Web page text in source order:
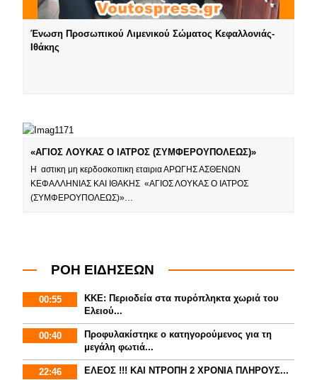
Ένωση Προσωπικού Λιμενικού Σώματος Κεφαλλονιάς-
Ιθάκης
«ΑΓΙΟΣ ΛΟΥΚΑΣ Ο ΙΑΤΡΟΣ (ΣΥΜΦΕΡΟΥΠΟΛΕΩΣ)»
Η αστικη μη κερδοσκοπικη εταιρια ΑΡΩΓΗΣ ΑΣΘΕΝΩΝ
ΚΕΦΑΛΛΗΝΙΑΣ ΚΑΙ ΙΘΑΚΗΣ «ΑΓΙΟΣ ΛΟΥΚΑΣ Ο ΙΑΤΡΟΣ
(ΣΥΜΦΕΡΟΥΠΟΛΕΩΣ)»…
ΡΟΗ ΕΙΔΗΣΕΩΝ
00:55
ΚΚΕ: Περιοδεία στα πυρόπληκτα χωριά του
Ελειού...
00:40
Προφυλακίστηκε ο κατηγορούμενος για τη
μεγάλη φωτιά...
22:46 ΕΛΕΟΣ !!! ΚΑΙ ΝΤΡΟΠΗ 2 ΧΡΟΝΙΑ ΠΛΗΡΟΥΣ...